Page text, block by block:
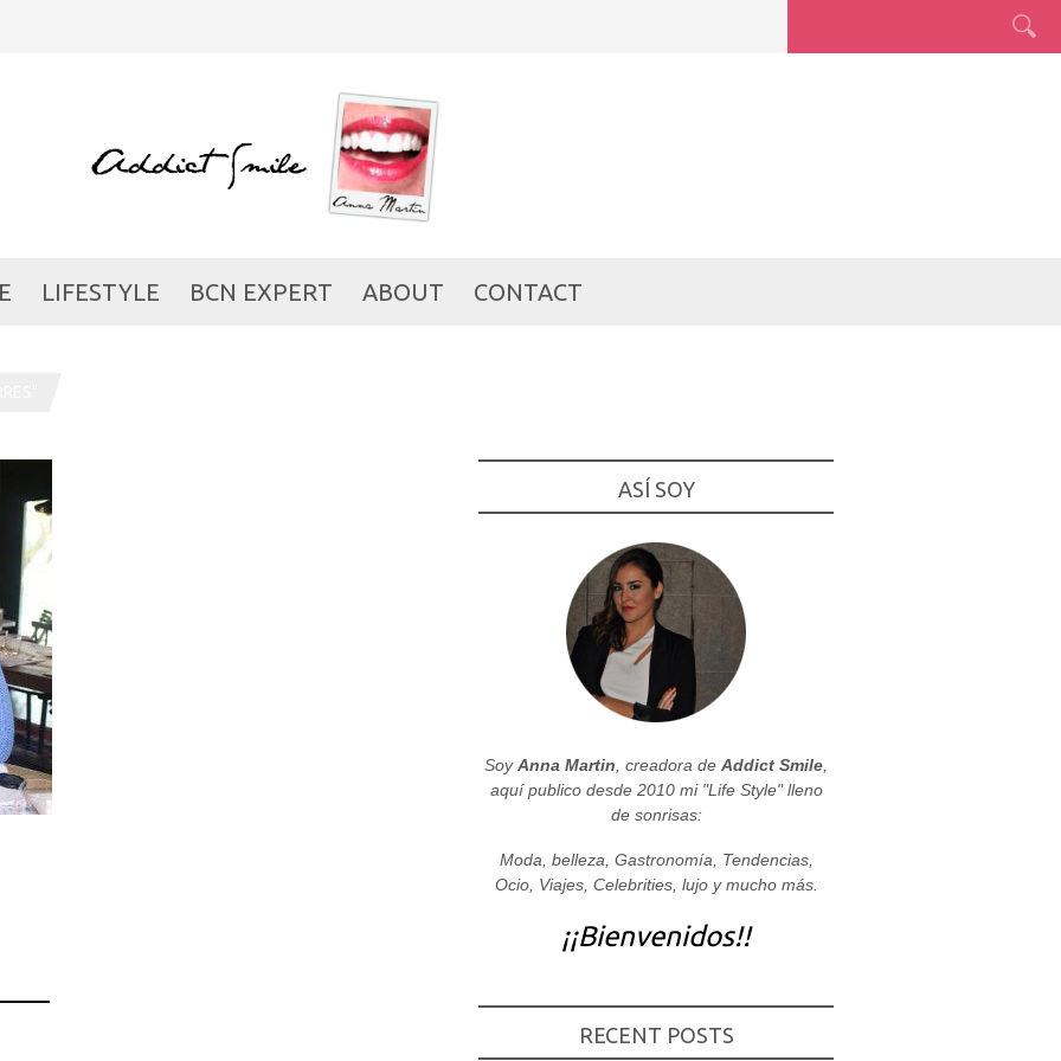
LIFESTYLE BCN EXPERT ABOUT CONTACT
ASÍ SOY
SoyAnna Martin , creadora de Addict Smile
aquí publico desde 2010 mi "Life Style" lleno
de sonrisas:
Moda, belleza, Gastronomía, Tendencias,
Ocio, Viajes, Celebrities, lujo y mucho más.
¡¡Bienvenidos!!
RECENT POSTS